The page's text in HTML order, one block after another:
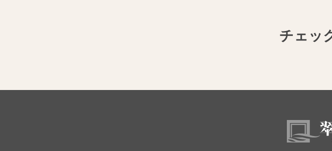
チェッ